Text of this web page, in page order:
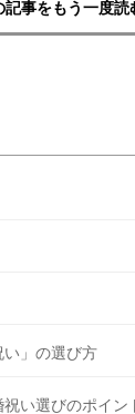
記事をもう一度読
」の選び方
い選びのポイン